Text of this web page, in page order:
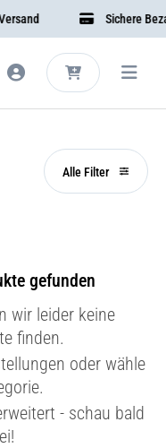
Sichere
Alle Filter
gefunden
wir leider keine
finden.
oder wähle
- schau bald